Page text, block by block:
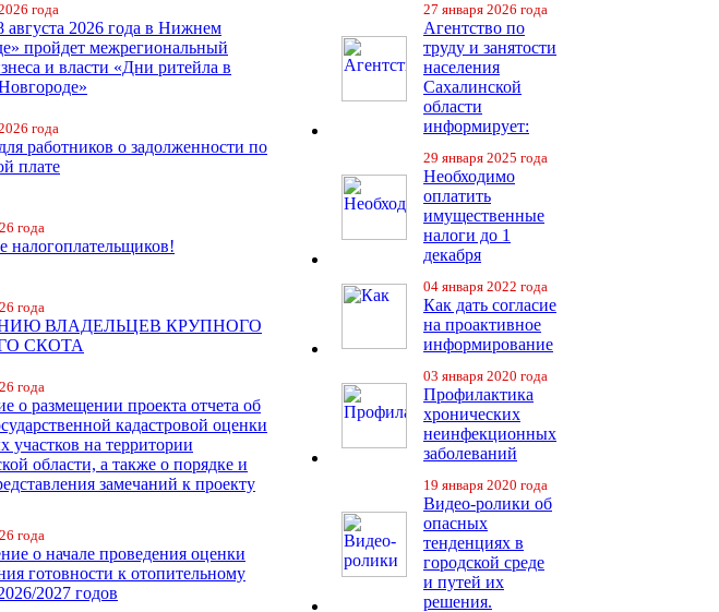
года
августа 2026 года в Нижнем
пройдет межрегиональный
и власти «Дни ритейла в
года
работников о задолженности по
плате
года
налогоплательщиков!
года
ВЛАДЕЛЬЦЕВ КРУПНОГО
СКОТА
года
о размещении проекта отчета об
кадастровой оценки
участков на территории
области, а также о порядке и
замечаний к проекту
года
о начале проведения оценки
готовности к отопительному
2027 годов
27 января 2026 года
Агентство по
труду и занятости
населения
Сахалинской
области
информирует:
29 января 2025 года
Необходимо
оплатить
имущественные
налоги до 1
декабря
04 января 2022 года
Как дать согласие
на проактивное
информирование
03 января 2020 года
Профилактика
хронических
неинфекционных
заболеваний
19 января 2020 года
Видео-ролики об
опасных
тенденциях в
городской среде
и путей их
решения.